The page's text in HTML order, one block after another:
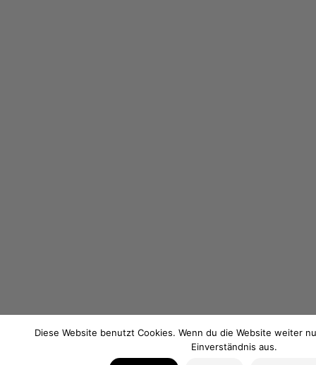
Diese Website benutzt Cookies. Wenn du die Website weiter
Einverständnis aus.